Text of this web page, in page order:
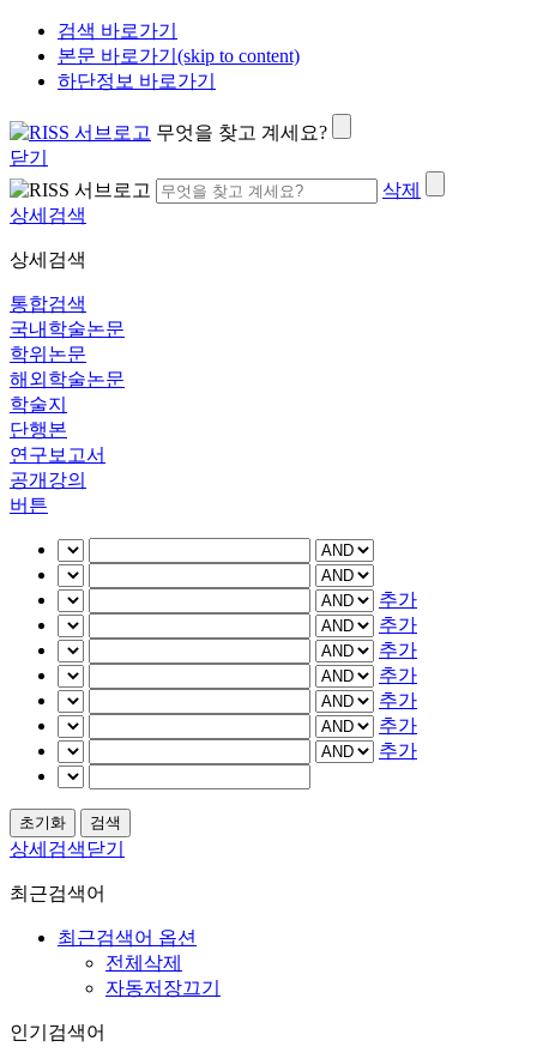
검색 바로가기
본문 바로가기(skip to content)
하단정보 바로가기
무엇을 찾고 계세요?
닫기
삭제
상세검색
상세검색
통합검색
국내학술논문
학위논문
해외학술논문
학술지
단행본
연구보고서
공개강의
버튼
추가
추가
추가
추가
추가
추가
추가
상세검색닫기
최근검색어
최근검색어 옵션
전체삭제
자동저장끄기
인기검색어